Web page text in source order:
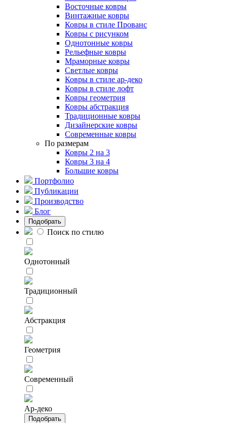
Восточные ковры
Винтажные ковры
Ковры в стиле Прованс
Ковры с рисунком
Однотонные ковры
Рельефные ковры
Мраморные ковры
Светлые ковры
Ковры в стиле ар-деко
Ковры в стиле лофт
Ковры геометрия
Ковры абстракция
Традиционные ковры
Дизайнерские ковры
Современные ковры
По размерам
Ковры 2 на 3
Ковры 3 на 4
Большие ковры
Портфолио
Публикации
Производство
Блог
Подобрать
Поиск по стилю
Однотонный
Традиционный
Абстракция
Геометрия
Современный
Ар-деко
Подобрать